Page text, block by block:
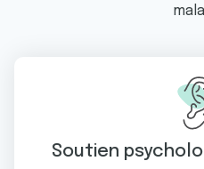
Soutien